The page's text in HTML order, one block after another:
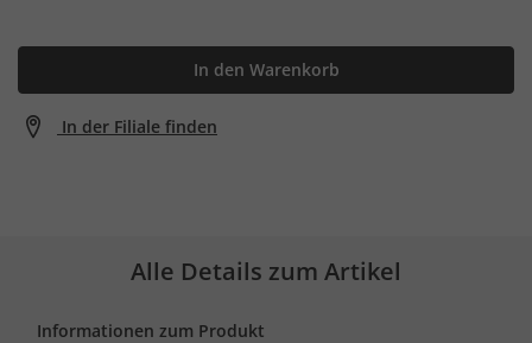
In den Warenkorb
In der Filiale finden
Alle Details zum Artikel
Informationen zum Produkt